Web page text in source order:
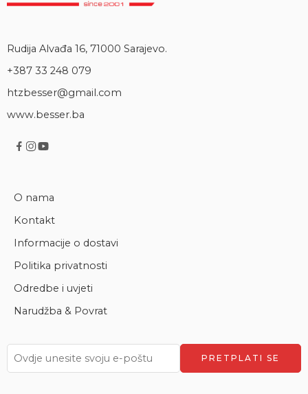
Rudija Alvađa 16, 71000 Sarajevo.
+387 33 248 079
htzbesser@gmail.com
www.besser.ba
O nama
Kontakt
Informacije o dostavi
Politika privatnosti
Odredbe i uvjeti
Narudžba & Povrat